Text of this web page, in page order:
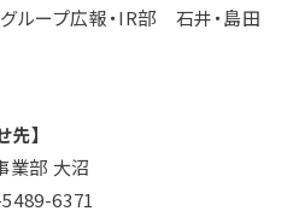
ループ広報・IR部 石井・島田
】
業部 大沼
6371